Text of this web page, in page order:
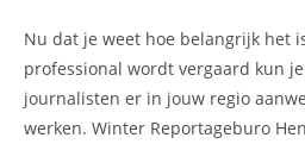
Nu dat je weet hoe belangrijk het
professional wordt vergaard kun
journalisten er in jouw regio
werken. Winter Reportageburo